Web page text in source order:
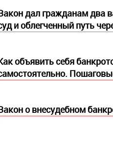
дал гражданам два
и облегченный путь
объявить себя
о внесудебном